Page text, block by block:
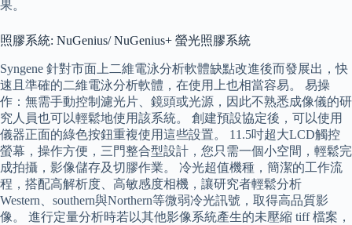
果。
照膠系統: NuGenius/ NuGenius+ 螢光照膠系統
Syngene 針對市面上二維電泳分析軟體缺點改進後而發展出，快
速且準確的二維電泳分析軟體，在使用上也相當容易。 易操
作：無需手動控制濾光片、鏡頭或光源，因此不熟悉成像儀的研
究人員也可以輕鬆地使用該系統。 創建預設協定後，可以使用
儀器正面的綠色按鈕重複使用這些設置。 11.5吋超大LCD觸控
螢幕，操作方便，三門整合型設計，您只需一個小空間，輕鬆完
成拍攝，影像儲存及切膠作業。 冷光超值機種，簡潔的工作流
程，搭配高解析度、高敏感度相機，讓研究者輕鬆分析
Western、southern與Northern等微弱冷光訊號，取得高品質影
像。 進行定量分析時若以其他影像系統產生的未壓縮 tiff 檔案，